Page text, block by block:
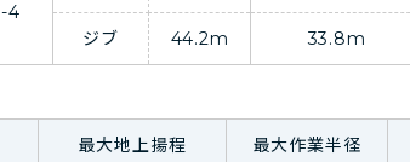
4
ジブ 44.2m 33.8m
最大地上揚程 最大作業半径